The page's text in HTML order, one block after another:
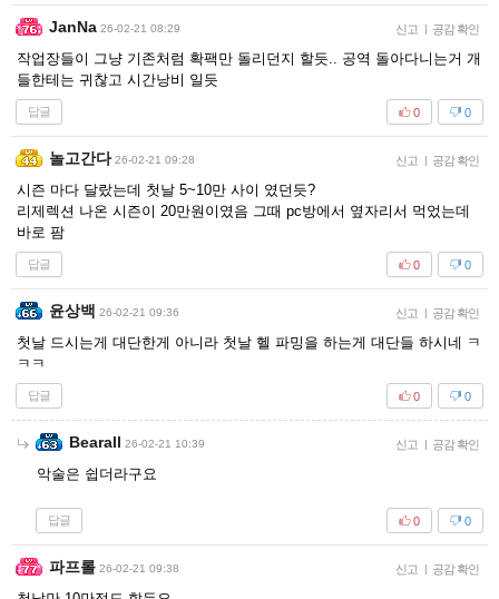
JanNa 26-02-21 08:29 신고 | 공감 확인
작업장들이 그냥 기존처럼 확팩만 돌리던지 할듯.. 공역 돌아다니는거 개
들한테는 귀찮고 시간낭비 일듯
답글 0
0
놀고간다 26-02-21 09:28 신고 | 공감 확인
시즌 마다 달랐는데 첫날 5~10만 사이 였던듯?
리제렉션 나온 시즌이 20만원이였음 그때 pc방에서 옆자리서 먹었는데
바로 팜
답글 0
0
윤상백 26-02-21 09:36 신고 | 공감 확인
첫날 드시는게 대단한게 아니라 첫날 헬 파밍을 하는게 대단들 하시네 ㅋ
ㅋㅋ
답글 0
0
Bearall 26-02-21 10:39 신고 | 공감 확인
악술은 쉽더라구요
답글 0
0
파프롤 26-02-21 09:38 신고 | 공감 확인